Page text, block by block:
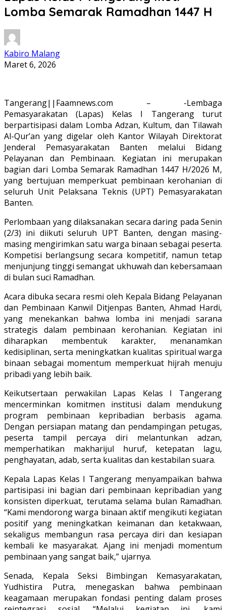
Lomba Semarak Ramadhan 1447 H
Kabiro Malang
Maret 6, 2026
Tangerang||Faamnews.com – -Lembaga
Pemasyarakatan (Lapas) Kelas I Tangerang turut
berpartisipasi dalam Lomba Adzan, Kultum, dan Tilawah
Al-Qur’an yang digelar oleh Kantor Wilayah Direktorat
Jenderal Pemasyarakatan Banten melalui Bidang
Pelayanan dan Pembinaan. Kegiatan ini merupakan
bagian dari Lomba Semarak Ramadhan 1447 H/2026 M,
yang bertujuan memperkuat pembinaan kerohanian di
seluruh Unit Pelaksana Teknis (UPT) Pemasyarakatan
Banten.
Perlombaan yang dilaksanakan secara daring pada Senin
(2/3) ini diikuti seluruh UPT Banten, dengan masing-
masing mengirimkan satu warga binaan sebagai peserta.
Kompetisi berlangsung secara kompetitif, namun tetap
menjunjung tinggi semangat ukhuwah dan kebersamaan
di bulan suci Ramadhan.
Acara dibuka secara resmi oleh Kepala Bidang Pelayanan
dan Pembinaan Kanwil Ditjenpas Banten, Ahmad Hardi,
yang menekankan bahwa lomba ini menjadi sarana
strategis dalam pembinaan kerohanian. Kegiatan ini
diharapkan membentuk karakter, menanamkan
kedisiplinan, serta meningkatkan kualitas spiritual warga
binaan sebagai momentum memperkuat hijrah menuju
pribadi yang lebih baik.
Keikutsertaan perwakilan Lapas Kelas I Tangerang
mencerminkan komitmen institusi dalam mendukung
program pembinaan kepribadian berbasis agama.
Dengan persiapan matang dan pendampingan petugas,
peserta tampil percaya diri melantunkan adzan,
memperhatikan makharijul huruf, ketepatan lagu,
penghayatan, adab, serta kualitas dan kestabilan suara.
Kepala Lapas Kelas I Tangerang menyampaikan bahwa
partisipasi ini bagian dari pembinaan kepribadian yang
konsisten diperkuat, terutama selama bulan Ramadhan.
“Kami mendorong warga binaan aktif mengikuti kegiatan
positif yang meningkatkan keimanan dan ketakwaan,
sekaligus membangun rasa percaya diri dan kesiapan
kembali ke masyarakat. Ajang ini menjadi momentum
pembinaan yang sangat baik,” ujarnya.
Senada, Kepala Seksi Bimbingan Kemasyarakatan,
Yudhistira Putra, menegaskan bahwa pembinaan
keagamaan merupakan fondasi penting dalam proses